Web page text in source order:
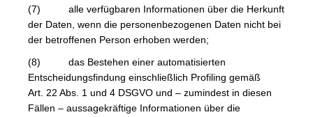
(7) alle verfügbaren Informationen über die Herkunft
der Daten, wenn die personenbezogenen Daten nicht bei
der betroffenen Person erhoben werden;
(8) das Bestehen einer automatisierten
Entscheidungsfindung einschließlich Profiling gemäß
Art. 22 Abs. 1 und 4 DSGVO und – zumindest in diesen
Fällen – aussagekräftige Informationen über die